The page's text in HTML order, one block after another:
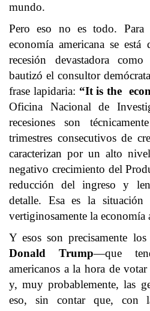
mundo.
Pero eso no es todo. Para
economía americana se
recesión devastadora
bautizó el consultor demócrata
frase lapidaria: “It is the
Oficina Nacional de
recesiones son
trimestres consecutivos de
caracterizan por un alto
negativo crecimiento del
reducción del ingreso y
detalle. Esa es la
vertiginosamente la economía
Y esos son precisamente
Donald Trump—que
americanos a la hora de
y, muy probablemente, las
eso, sin contar que, con